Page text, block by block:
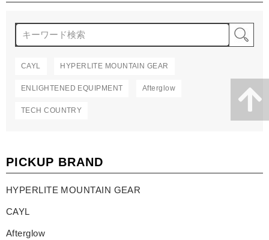
CAYL HYPERLITE MOUNTAIN GEAR
ENLIGHTENED EQUIPMENT Afterglow
TECH COUNTRY
PICKUP BRAND
HYPERLITE MOUNTAIN GEAR
CAYL
Afterglow